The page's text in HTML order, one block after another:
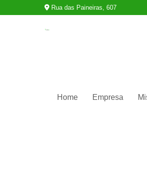
Rua das Paineiras, 607
Home Empresa